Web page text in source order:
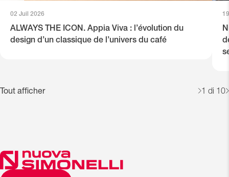
Tout afficher 1 di 10
02 Juil 2026
ALWAYS THE ICON. Appia Viva : l’évolution du
design d’un classique de l’univers du café